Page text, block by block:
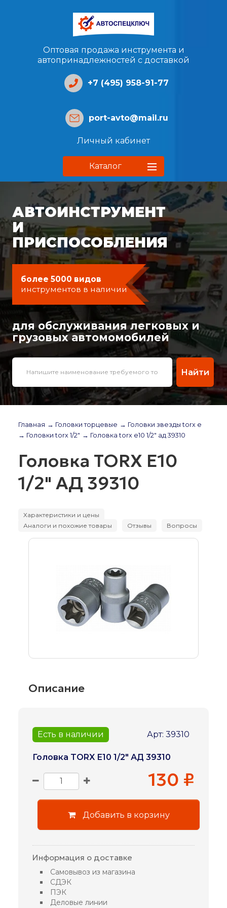
Оптовая продажа инструмента и
автопринадлежностей с доставкой
+7 (495) 958-91-77
port-avto@mail.ru
Личный кабинет
Каталог
АВТОИНСТРУМЕНТ
И
ПРИСПОСОБЛЕНИЯ
более 5000 видов
инструментов в наличии
для обслуживания легковых и
грузовых автомомобилей
Найти
Главная → Головки торцевые → Головки звезды torx е
→ Головки torx 1/2" → Головка torx е10 1/2" ад 39310
Головка TORX Е10
1/2" АД 39310
Характеристики и цены
Аналоги и похожие товары
Отзывы Вопросы
Описание
Арт: 39310
Есть в наличии
Головка TORX Е10 1/2" АД 39310
130 ₽
Добавить в корзину
Информация о доставке
Самовывоз из магазина
СДЭК
ПЭК
Деловые линии